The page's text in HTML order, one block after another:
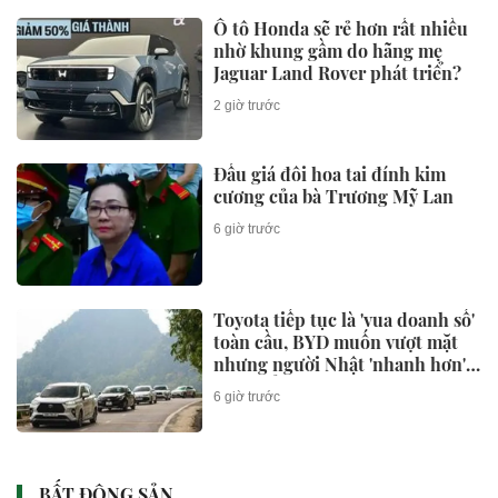
Ô tô Honda sẽ rẻ hơn rất nhiều
nhờ khung gầm do hãng mẹ
Jaguar Land Rover phát triển?
2 giờ trước
Đấu giá đôi hoa tai đính kim
cương của bà Trương Mỹ Lan
6 giờ trước
Toyota tiếp tục là 'vua doanh số'
toàn cầu, BYD muốn vượt mặt
nhưng người Nhật 'nhanh hơn' ở
một điểm
6 giờ trước